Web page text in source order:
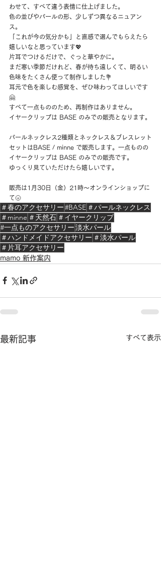
わせて、すべて違う表情に仕上げました。
色の並びやパールの形、少しずつ異なるニュアン
ス。
「これが今の気分かも」と直感で選んでもらえたら
嬉しいなと思っています💖
片耳でつけるだけで、ぐっと華やかに。
まだ寒い季節だけれど、春が待ち遠しくて、明るい
色味をたくさん使って制作しました💐
耳元で色を楽しむ感覚を、ぜひ味わってほしいです
🤗
すべて一点もののため、再制作はありません。
イヤークリップは BASE のみでの販売となります。
パールネックレス2種類とネックレス＆ブレスレット
セットはBASE / minne で販売します。一点ものの
イヤークリップは BASE のみでの販売です。
ゆっくり見ていただけたら嬉しいです。
販売は1月30日（金）21時〜オンラインショップに
て🌝
＃春のアクセサリー#BASE ＃パールネックレス
＃minne ＃天然石 ＃イヤークリップ
#一点ものアクセサリー淡水パール
＃ハンドメイドアクセサリー ＃淡水パール
＃片耳アクセサリー
mamo 新作案内
最新記事 すべて表示